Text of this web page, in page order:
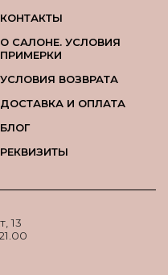
КОНТАКТЫ
О САЛОНЕ. УСЛОВИЯ
ПРИМЕРКИ
УСЛОВИЯ ВОЗВРАТА
ДОСТАВКА И ОПЛАТА
БЛОГ
РЕКВИЗИТЫ
13